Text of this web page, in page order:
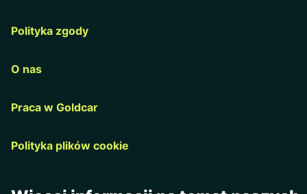
Polityka zgody
O nas
Praca w Goldcar
Polityka plików cookie